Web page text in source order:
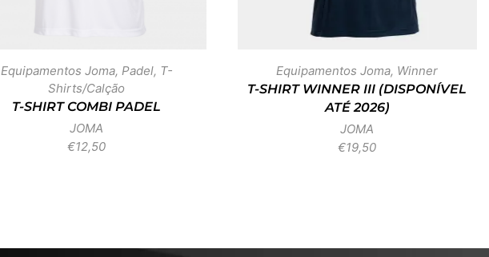
Equipamentos Joma, Padel, T-
Shirts/Calção
T-SHIRT COMBI PADEL
JOMA
€12,50
Equipamentos Joma, Winner
T-SHIRT WINNER III (DISPONÍVEL
ATÉ 2026)
JOMA
€19,50